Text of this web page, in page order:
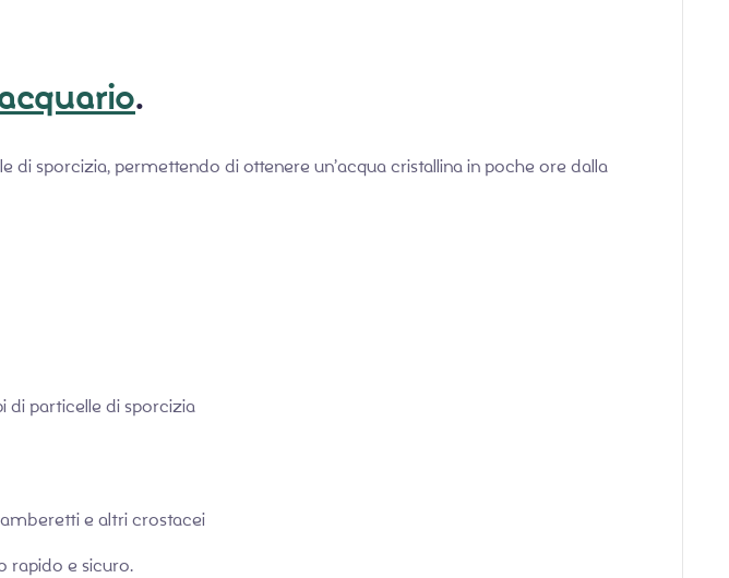
.
sporcizia, permettendo di ottenere un’acqua cristallina in poche ore dalla
di particelle di sporcizia
e altri crostacei
rapido e sicuro.